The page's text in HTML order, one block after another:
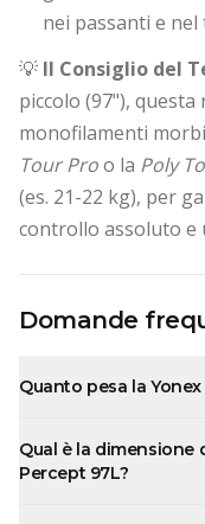
nei passanti e nel
💡 Il Consiglio del
piccolo (97"), questa
monofilamenti
Tour Proo la Poly
(es. 21-22 kg), per
controllo assoluto e
Domande
Quanto pesa la
Qual è la dimensione
Percept 97L?